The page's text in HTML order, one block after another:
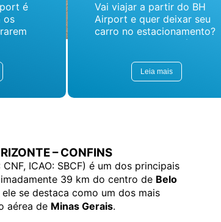
é
os
para
Vai viajar a partir do BH
Airport e quer deixar seu
carro no estacionamento?
Isso sempre gera dúvidas
estacionamento
Aeroporto Belo
Leia mais
– CONFINS
CNF, ICAO: SBCF) é um dos principais
39 km do centro de Belo
ele se destaca como um dos mais
aérea de Minas Gerais.